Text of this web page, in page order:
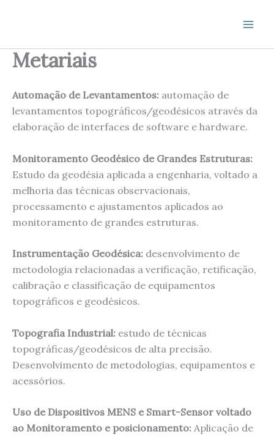
conteúdo
Metariais
Automação de Levantamentos: automação de
levantamentos topográficos/geodésicos através da
elaboração de interfaces de software e hardware.
Monitoramento Geodésico de Grandes Estruturas:
Estudo da geodésia aplicada a engenharia, voltado a
melhoria das técnicas observacionais,
processamento e ajustamentos aplicados ao
monitoramento de grandes estruturas.
Instrumentação Geodésica: desenvolvimento de
metodologia relacionadas a verificação, retificação,
calibração e classificação de equipamentos
topográficos e geodésicos.
Topografia Industrial: estudo de técnicas
topográficas/geodésicos de alta precisão.
Desenvolvimento de metodologias, equipamentos e
acessórios.
Uso de Dispositivos MENS e Smart-Sensor voltado
ao Monitoramento e posicionamento: Aplicação de